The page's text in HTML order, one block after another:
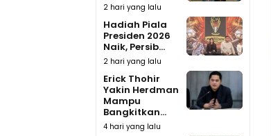
2 hari yang lalu
Hadiah Piala
Presiden 2026
Naik, Persib...
2 hari yang lalu
Erick Thohir
Yakin Herdman
Mampu
Bangkitkan...
4 hari yang lalu